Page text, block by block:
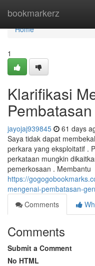
bookmarkerz
Home
Home
1
Klarifikasi
jayojaj939845 61 days
Saya tidak dapat
perkara yang eksploitatif .
perkataan mungkin
pemerkosaan . Membantu
https://
mengenai-pembatasan-
Comments
Comments
Submit a Comment
No HTML